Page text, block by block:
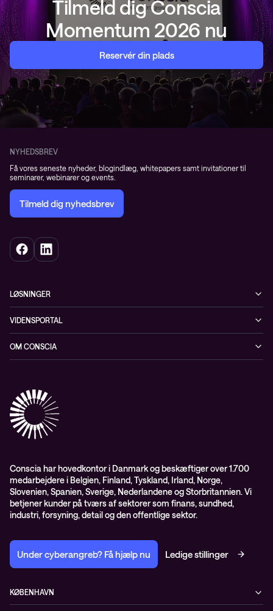
Tilmeld dig Conscia
Momentum 2026 nu
Reservér din plads
NYHEDSBREV
Få vores seneste nyheder, blogindlæg, whitepapers samt invitationer til
seminarer, webinarer og events.
Tilmeld dig nyhedsbrev
LØSNINGER
Netværk
Datacenter & Cloud
Observability
Conscia Managed Services
Conscia Services
VIDENSPORTAL
Events
Videoer
Whitepapers
OM CONSCIA
Partnere
Presserum
ISO certifikater
Proces for kundeklager
Salgs- og leveringsbetingelser
Selskabsoplysninger og SKI-rammeaftale
Conscia har hovedkontor i Danmark og beskæftiger over 1.700
medarbejdere i Belgien, Finland, Tyskland, Irland, Norge,
Slovenien, Spanien, Sverige, Nederlandene og Storbritannien. Vi
betjener kunder på tværs af sektorer som finans, sundhed,
industri, forsyning, detail og den offentlige sektor.
Under cyberangreb? Få hjælp nu Ledige stillinger
KØBENHAVN